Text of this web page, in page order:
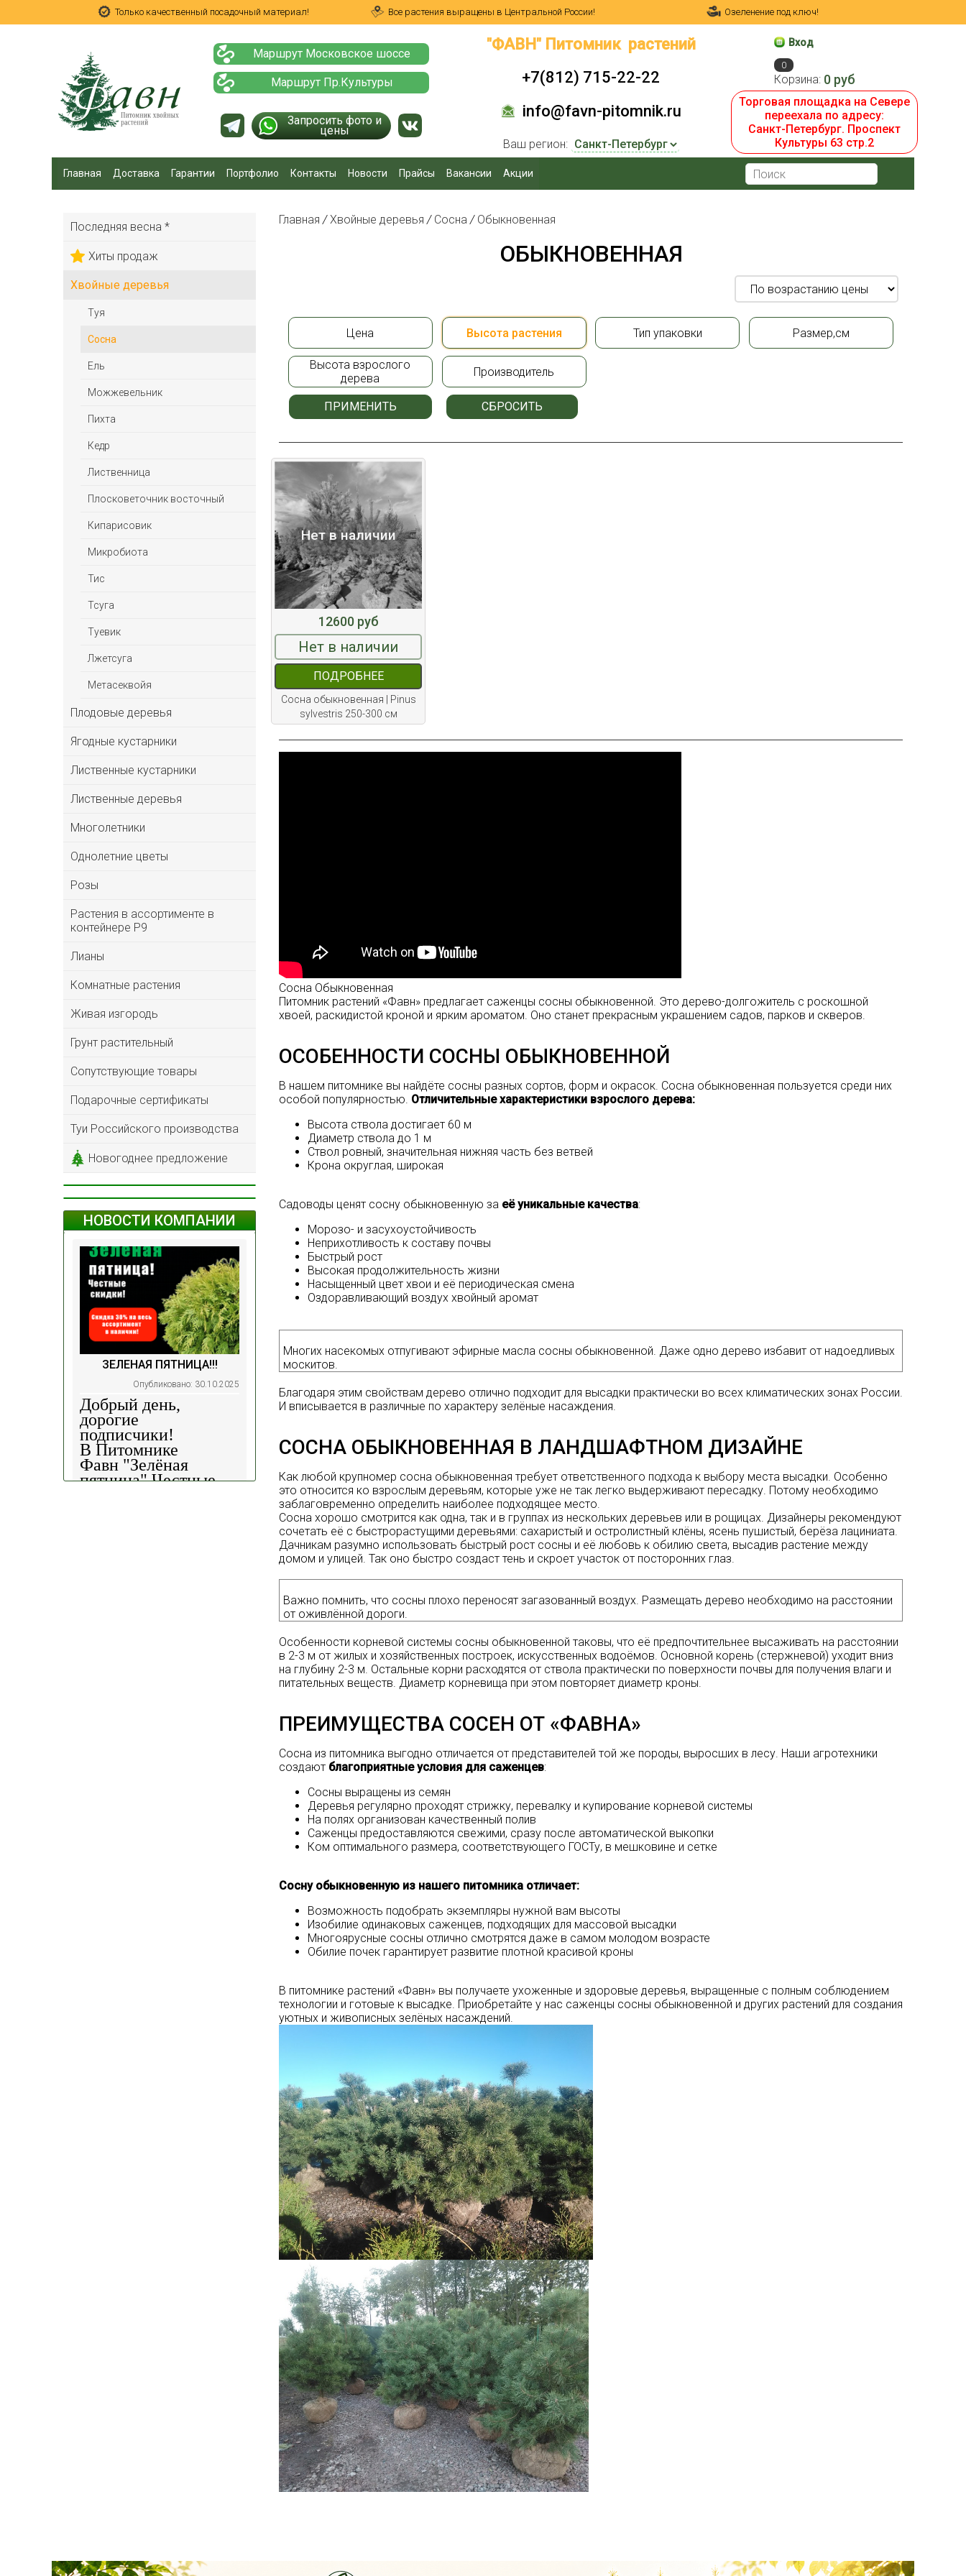
Только качественный посадочный материал! Все растения выращены в Центральной России! Озеленение под ключ!
Маршрут Московское шоссе
Маршрут Пр.Культуры
Запросить фото и
цены
"ФАВН" Питомник растений
+7(812) 715-22-22
info@favn-pitomnik.ru
Ваш регион:
Вход
0
Корзина: 0 руб
Торговая площадка на Севере
переехала по адресу:
Санкт-Петербург. Проспект
Культуры 63 стр.2
Главная Доставка Гарантии Портфолио Контакты Новости Прайсы Вакансии Акции
Последняя весна *
Хиты продаж
Хвойные деревья
Туя
Сосна
Ель
Можжевельник
Пихта
Кедр
Лиственница
Плосковеточник восточный
Кипарисовик
Микробиота
Тис
Тсуга
Туевик
Лжетсуга
Метасеквойя
Плодовые деревья
Ягодные кустарники
Лиственные кустарники
Лиственные деревья
Многолетники
Однолетние цветы
Розы
Растения в ассортименте в
контейнере P9
Лианы
Комнатные растения
Живая изгородь
Грунт растительный
Сопутствующие товары
Подарочные сертификаты
Туи Российского производства
Новогоднее предложение
НОВОСТИ КОМПАНИИ
ЗЕЛЕНАЯ ПЯТНИЦА!!!
Опубликовано: 30.10.2025
Добрый день,
дорогие
подписчики!
В Питомнике
Фавн "Зелёная
пятница".Честные
Главная / Хвойные деревья / Сосна / Обыкновенная
ОБЫКНОВЕННАЯ
Цена Высота растения Тип упаковки Размер,см
Высота взрослого
дерева
Производитель
ПРИМЕНИТЬ СБРОСИТЬ
Нет в наличии
12600 руб
Нет в наличии
ПОДРОБНЕЕ
Сосна обыкновенная | Pinus
sylvestris 250-300 см
Сосна Обыкновенная
Питомник растений «Фавн» предлагает саженцы сосны обыкновенной. Это дерево-долгожитель с роскошной
хвоей, раскидистой кроной и ярким ароматом. Оно станет прекрасным украшением садов, парков и скверов.
ОСОБЕННОСТИ СОСНЫ ОБЫКНОВЕННОЙ
В нашем питомнике вы найдёте сосны разных сортов, форм и окрасок. Сосна обыкновенная пользуется среди них
особой популярностью. Отличительные характеристики взрослого дерева:
Высота ствола достигает 60 м
Диаметр ствола до 1 м
Ствол ровный, значительная нижняя часть без ветвей
Крона округлая, широкая
Садоводы ценят сосну обыкновенную за её уникальные качества:
Морозо- и засухоустойчивость
Неприхотливость к составу почвы
Быстрый рост
Высокая продолжительность жизни
Насыщенный цвет хвои и её периодическая смена
Оздоравливающий воздух хвойный аромат
Многих насекомых отпугивают эфирные масла сосны обыкновенной. Даже одно дерево избавит от надоедливых
москитов.
Благодаря этим свойствам дерево отлично подходит для высадки практически во всех климатических зонах России.
И вписывается в различные по характеру зелёные насаждения.
СОСНА ОБЫКНОВЕННАЯ В ЛАНДШАФТНОМ ДИЗАЙНЕ
Как любой крупномер сосна обыкновенная требует ответственного подхода к выбору места высадки. Особенно
это относится ко взрослым деревьям, которые уже не так легко выдерживают пересадку. Потому необходимо
заблаговременно определить наиболее подходящее место.
Сосна хорошо смотрится как одна, так и в группах из нескольких деревьев или в рощицах. Дизайнеры рекомендуют
сочетать её с быстрорастущими деревьями: сахаристый и остролистный клёны, ясень пушистый, берёза лациниата.
Дачникам разумно использовать быстрый рост сосны и её любовь к обилию света, высадив растение между
домом и улицей. Так оно быстро создаст тень и скроет участок от посторонних глаз.
Важно помнить, что сосны плохо переносят загазованный воздух. Размещать дерево необходимо на расстоянии
от оживлённой дороги.
Особенности корневой системы сосны обыкновенной таковы, что её предпочтительнее высаживать на расстоянии
в 2-3 м от жилых и хозяйственных построек, искусственных водоёмов. Основной корень (стержневой) уходит вниз
на глубину 2-3 м. Остальные корни расходятся от ствола практически по поверхности почвы для получения влаги и
питательных веществ. Диаметр корневища при этом повторяет диаметр кроны.
ПРЕИМУЩЕСТВА СОСЕН ОТ «ФАВНА»
Сосна из питомника выгодно отличается от представителей той же породы, выросших в лесу. Наши агротехники
создают благоприятные условия для саженцев:
Сосны выращены из семян
Деревья регулярно проходят стрижку, перевалку и купирование корневой системы
На полях организован качественный полив
Саженцы предоставляются свежими, сразу после автоматической выкопки
Ком оптимального размера, соответствующего ГОСТу, в мешковине и сетке
Сосну обыкновенную из нашего питомника отличает:
Возможность подобрать экземпляры нужной вам высоты
Изобилие одинаковых саженцев, подходящих для массовой высадки
Многоярусные сосны отлично смотрятся даже в самом молодом возрасте
Обилие почек гарантирует развитие плотной красивой кроны
В питомнике растений «Фавн» вы получаете ухоженные и здоровые деревья, выращенные с полным соблюдением
технологии и готовые к высадке. Приобретайте у нас саженцы сосны обыкновенной и других растений для создания
уютных и живописных зелёных насаждений.